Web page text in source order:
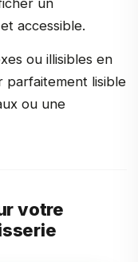
accessible.
ou illisibles en
parfaitement lisible
ou une
votre